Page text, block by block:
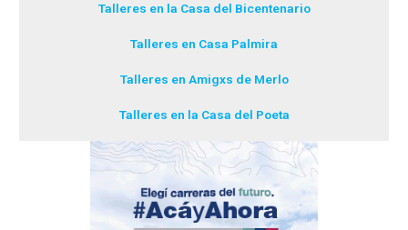
Talleres en la Casa del Bicentenario
Talleres en Casa Palmira
Talleres en Amigxs de Merlo
Talleres en la Casa del Poeta